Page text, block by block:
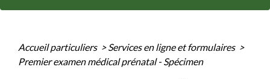
Accueil particuliers > Services en ligne et formulaires >
Premier examen médical prénatal - Spécimen